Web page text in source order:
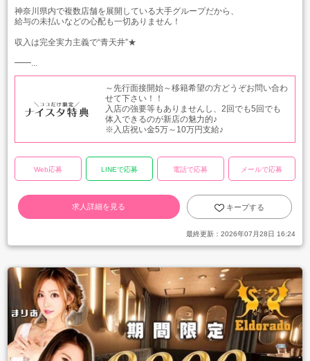
神奈川県内で複数店舗を展開している大手グループだから、
給与の未払いなどの心配も一切ありません！
収入は完全実力主義で“青天井”★
━━...
～先行面接開始～移籍希望の方どうぞお問い合わ
せて下さい！！
入店の強要等もありませんし、2回でも5回でも
体入できるのが新店の魅力的♪
※入店祝い金5万～10万円支給♪
Web応募 LINEで応募 電話で応募 メールで応募
求人詳細を見る キープする
最終更新： 2026年07月28日 16:24